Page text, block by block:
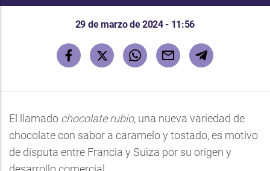
29 de marzo de 2024 - 11:56
El llamado chocolate rubio, una nueva variedad de
chocolate con sabor a caramelo y tostado, es motivo
de disputa entre Francia y Suiza por su origen y